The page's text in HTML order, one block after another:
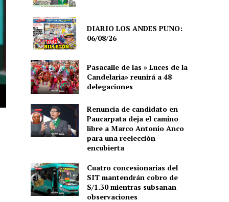
DIARIO LOS ANDES PUNO:
06/08/26
Pasacalle de las » Luces de la
Candelaria» reunirá a 48
delegaciones
Renuncia de candidato en
Paucarpata deja el camino
libre a Marco Antonio Anco
para una reelección
encubierta
Cuatro concesionarias del
SIT mantendrán cobro de
S/1.30 mientras subsanan
observaciones